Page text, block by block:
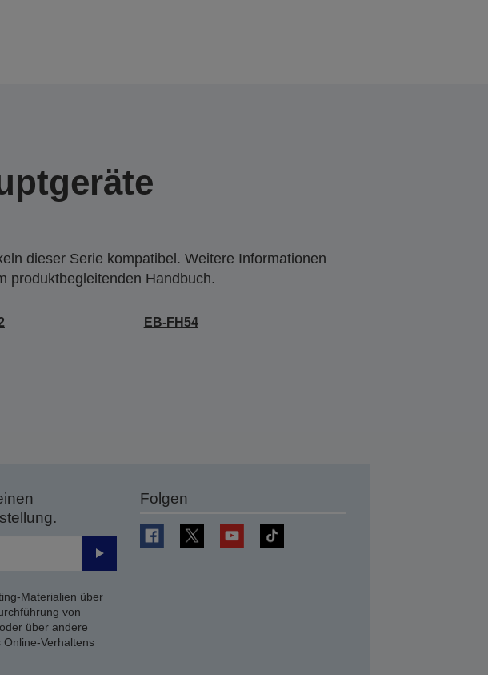
dieser Serie kompatibel. Weitere Informationen
produktbegleitenden Handbuch.
EB-FH54
Senden
Materialien über
von
über andere
Verhaltens
Folgen